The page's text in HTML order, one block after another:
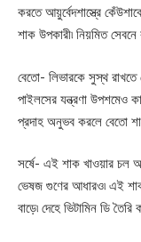
করতে আয়ুর্বেদশাস্ত্রে
শাক উপকারী৷ নিয়মিত
বেতো- লিভারকে সুস্থ রাখতে
পাইলসের যন্ত্রণা উপশমেও
প্রদাহ অনুভব করলে বেতো
সর্ষে- এই শাক খাওয়ার চল
ভেষজ গুণের আধারও৷ এই
বাড়ে৷ দেহে ভিটামিন ডি